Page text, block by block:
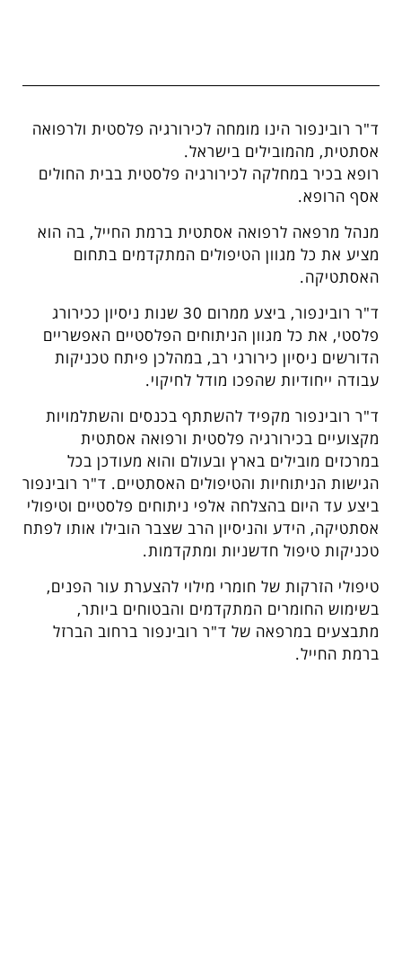
ד"ר רובינפור הינו מומחה לכירורגיה פלסטית ולרפואה
אסתטית, מהמובילים בישראל.
רופא בכיר במחלקה לכירורגיה פלסטית בבית החולים
אסף הרופא.
מנהל מרפאה לרפואה אסתטית ברמת החייל, בה הוא
מציע את כל מגוון הטיפולים המתקדמים בתחום
האסתטיקה.
ד"ר רובינפור, ביצע ממרום 30 שנות ניסיון ככירורג
פלסטי, את כל מגוון הניתוחים הפלסטיים האפשריים
הדורשים ניסיון כירורגי רב, במהלכן פיתח טכניקות
עבודה ייחודיות שהפכו מודל לחיקוי.
ד"ר רובינפור מקפיד להשתתף בכנסים והשתלמויות
מקצועיים בכירורגיה פלסטית ורפואה אסתטית
במרכזים מובילים בארץ ובעולם והוא מעודכן בכל
הגישות הניתוחיות והטיפולים האסתטיים. ד"ר רובינפור
ביצע עד היום בהצלחה אלפי ניתוחים פלסטיים וטיפולי
אסתטיקה, הידע והניסיון הרב שצבר הובילו אותו לפתח
טכניקות טיפול חדשניות ומתקדמות.
טיפולי הזרקות של חומרי מילוי להצערת עור הפנים,
בשימוש החומרים המתקדמים והבטוחים ביותר,
מתבצעים במרפאה של ד"ר רובינפור ברחוב הברזל
ברמת החייל.